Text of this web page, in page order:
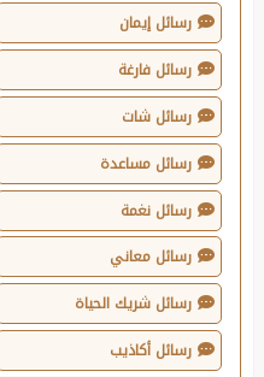
رسائل إيمان
رسائل فارغة
رسائل شات
رسائل مساعدة
رسائل نغمة
رسائل معاني
رسائل شريك الحياة
رسائل أكاذيب